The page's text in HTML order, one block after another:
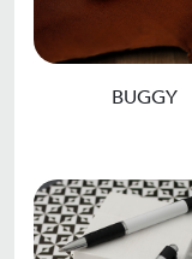
BUGGY